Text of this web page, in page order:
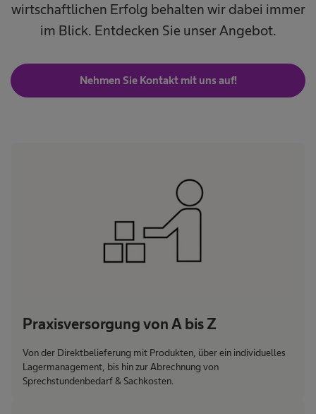
wirtschaftlichen Erfolg behalten wir dabei immer
im Blick. Entdecken Sie unser Angebot.
Nehmen Sie Kontakt mit uns auf!
Praxisversorgung von A bis Z
Von der Direktbelieferung mit Produkten, über ein individuelles
Lagermanagement, bis hin zur Abrechnung von
Sprechstundenbedarf & Sachkosten.